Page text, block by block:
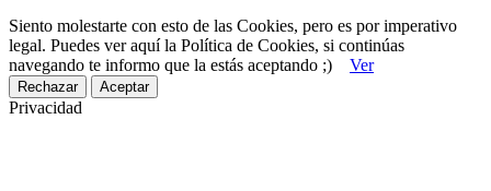
Siento molestarte con esto de las Cookies, pero es por imperativo
legal. Puedes ver aquí la Política de Cookies, si continúas
navegando te informo que la estás aceptando ;) Ver
Rechazar Aceptar
Privacidad